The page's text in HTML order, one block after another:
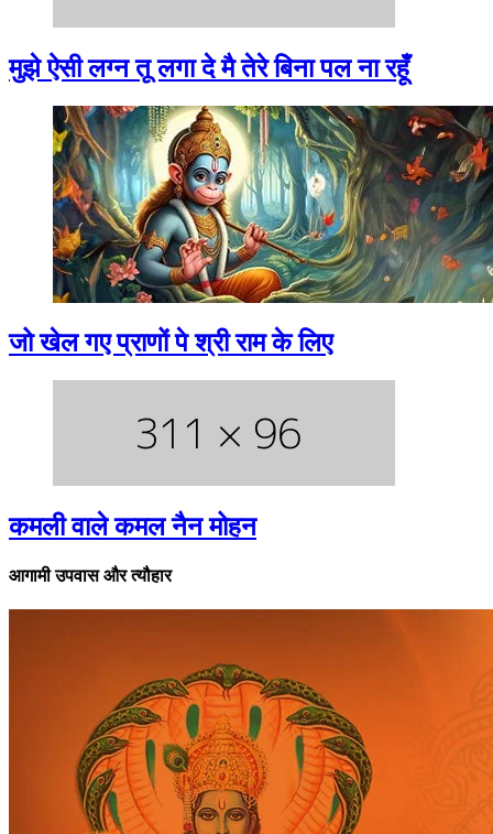
मुझे ऐसी लग्न तू लगा दे मै तेरे बिना पल ना रहूँ
जो खेल गए प्राणों पे श्री राम के लिए
कमली वाले कमल नैन मोहन
आगामी उपवास और त्यौहार